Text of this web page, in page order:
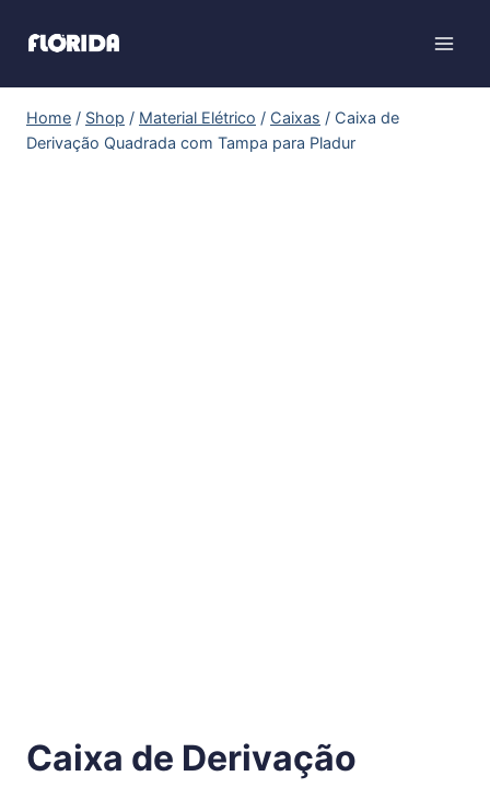
Home / Shop / Material Elétrico / Caixas / Caixa de
Derivação Quadrada com Tampa para Pladur
Caixa de Derivação